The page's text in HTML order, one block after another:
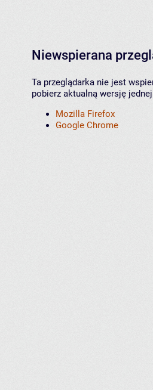
Niewspierana
Ta przeglądarka nie jest
pobierz aktualną wersję
Mozilla Firefox
Google Chrome